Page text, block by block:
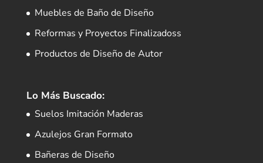
Muebles de Baño de Diseño
Reformas y Proyectos Finalizadoss
Productos de Diseño de Autor
Lo Más Buscado:
Suelos Imitación Maderas
Azulejos Gran Formato
Bañeras de Diseño